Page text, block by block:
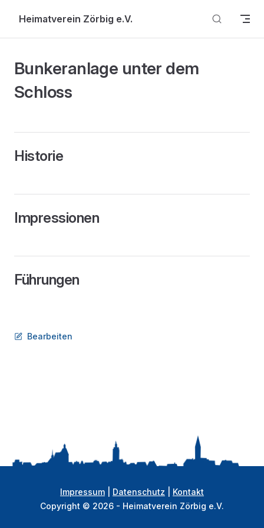
Skip to content
Heimatverein Zörbig e.V.
Bunkeranlage unter dem
Schloss
Historie
Impressionen
Führungen
Bearbeiten
Impressum Datenschutz
Kontakt
Copyright © 2026 - Heimatverein Zörbig e.V.